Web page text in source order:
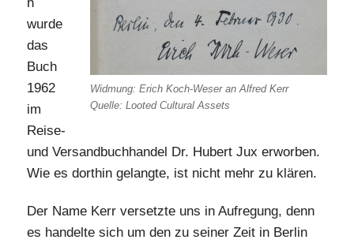
Widmung: Erich Koch-Weser an Alfred Kerr
Quelle: Looted Cultural Assets
wurde
das
Buch
1962
im
Reise-
und Versandbuchhandel Dr. Hubert Jux erworben.
Wie es dorthin gelangte, ist nicht mehr zu klären.
Der Name Kerr versetzte uns in Aufregung, denn
es handelte sich um den zu seiner Zeit in Berlin